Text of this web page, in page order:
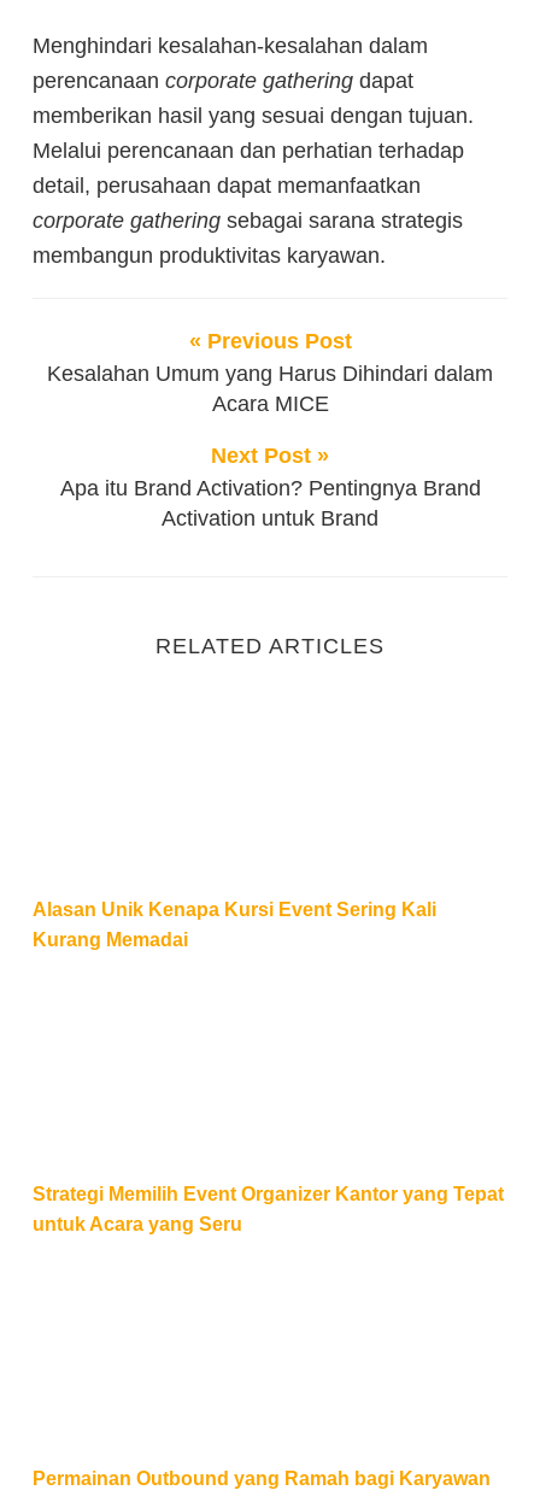
Menghindari kesalahan-kesalahan dalam
perencanaan corporate gathering dapat
memberikan hasil yang sesuai dengan tujuan.
Melalui perencanaan dan perhatian terhadap
detail, perusahaan dapat memanfaatkan
corporate gathering sebagai sarana strategis
membangun produktivitas karyawan.
« Previous Post
Kesalahan Umum yang Harus Dihindari dalam
Acara MICE
Next Post »
Apa itu Brand Activation? Pentingnya Brand
Activation untuk Brand
RELATED ARTICLES
Alasan Unik Kenapa Kursi Event Sering Kali
Kurang Memadai
Strategi Memilih Event Organizer Kantor yang Tepat
untuk Acara yang Seru
Permainan Outbound yang Ramah bagi Karyawan